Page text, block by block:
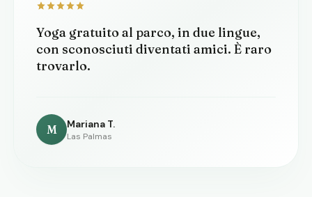
Yoga gratuito al parco, in due lingue,
con sconosciuti diventati amici. È raro
trovarlo.
M Mariana T.
Las Palmas